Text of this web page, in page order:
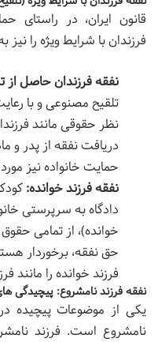
قانون ایران، در راستای
فرزندان با شرایط ویژه را
نفقه فرزندان حاصل از
تلقیح مصنوعی و با
نظر حقوقی مانند
دریافت نفقه از پدر و
حمایت خانواده نیز
نفقه فرزند خوانده:
دادگاه به سرپرستی
خوانده)، از تمامی
حق نفقه، برخوردار
فرزند خوانده را مانند
نفقه فرزند نامشروع: پیچیدگی
یکی از موضوعات پیچیده
نامشروع است. فرزند